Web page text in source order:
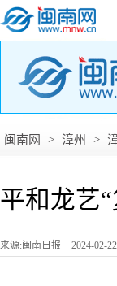
闽南网 > 漳州 >
平和龙艺
来源:闽南日报 2024-02-